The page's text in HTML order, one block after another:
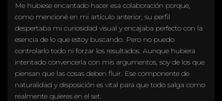
Me hubiese encantado hacer esa colaboración porque,
como mencioné en mi artículo anterior, su perfil
despertaba mi curiosidad visual y encajaba perfecto con la
esencia de lo que estoy buscando. Pero no puedo
controlarlo todo ni forzar los resultados. Aunque hubiera
intentado convencerla con mis argumentos, soy de los que
piensan que las cosas deben fluir. Ese componente de
naturalidad y disposición es vital para que todo salga como
realmente quieres en el set.